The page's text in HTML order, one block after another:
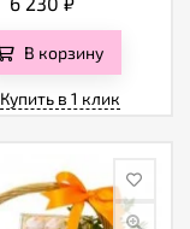
В корзину
Купить в 1 клик